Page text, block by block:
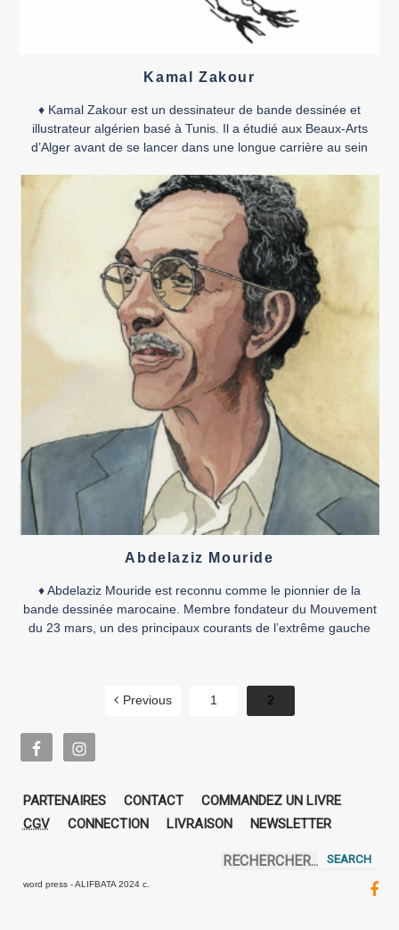
Kamal Zakour
♦ Kamal Zakour est un dessinateur de bande dessinée et
illustrateur algérien basé à Tunis. Il a étudié aux Beaux-Arts
d’Alger avant de se lancer dans une longue carrière au sein
En 2011, il collabore sous la direction de l’auteur belge Étienne
Schreder à un […]
Abdelaziz Mouride
♦ Abdelaziz Mouride est reconnu comme le pionnier de la
bande dessinée marocaine. Membre fondateur du Mouvement
du 23 mars, un des principaux courants de l’extrême gauche
1984 après dix ans de […]
Previous
1 2
PARTENAIRES CONTACT
COMMANDEZ UN LIVRE
CGV
CONNECTION LIVRAISON NEWSLETTER
word press - ALIFBATA 2024 c.